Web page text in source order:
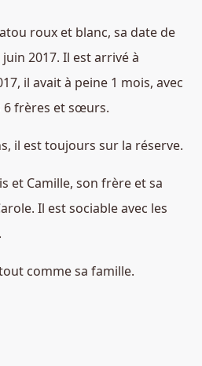
roux et blanc, sa date de
2017. Il est arrivé à
il avait à peine 1 mois, avec
6 frères et sœurs.
il est toujours sur la réserve.
et Camille, son frère et sa
Il est sociable avec les
comme sa famille.